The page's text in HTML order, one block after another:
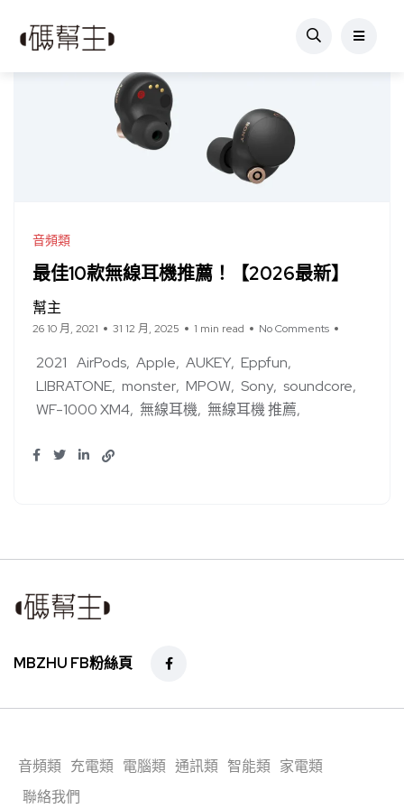
音頻類
最佳10款無線耳機推薦！【2026最新】
幫主
26 10 月, 2021 31 12 月, 2025 1 min read No Comments
2021 AirPods Apple AUKEY Eppfun
LIBRATONE monster MPOW Sony soundcore
WF-1000 XM4 無線耳機 無線耳機 推薦
MBZHU FB粉絲頁
音頻類 充電類 電腦類 通訊類 智能類 家電類
聯絡我們